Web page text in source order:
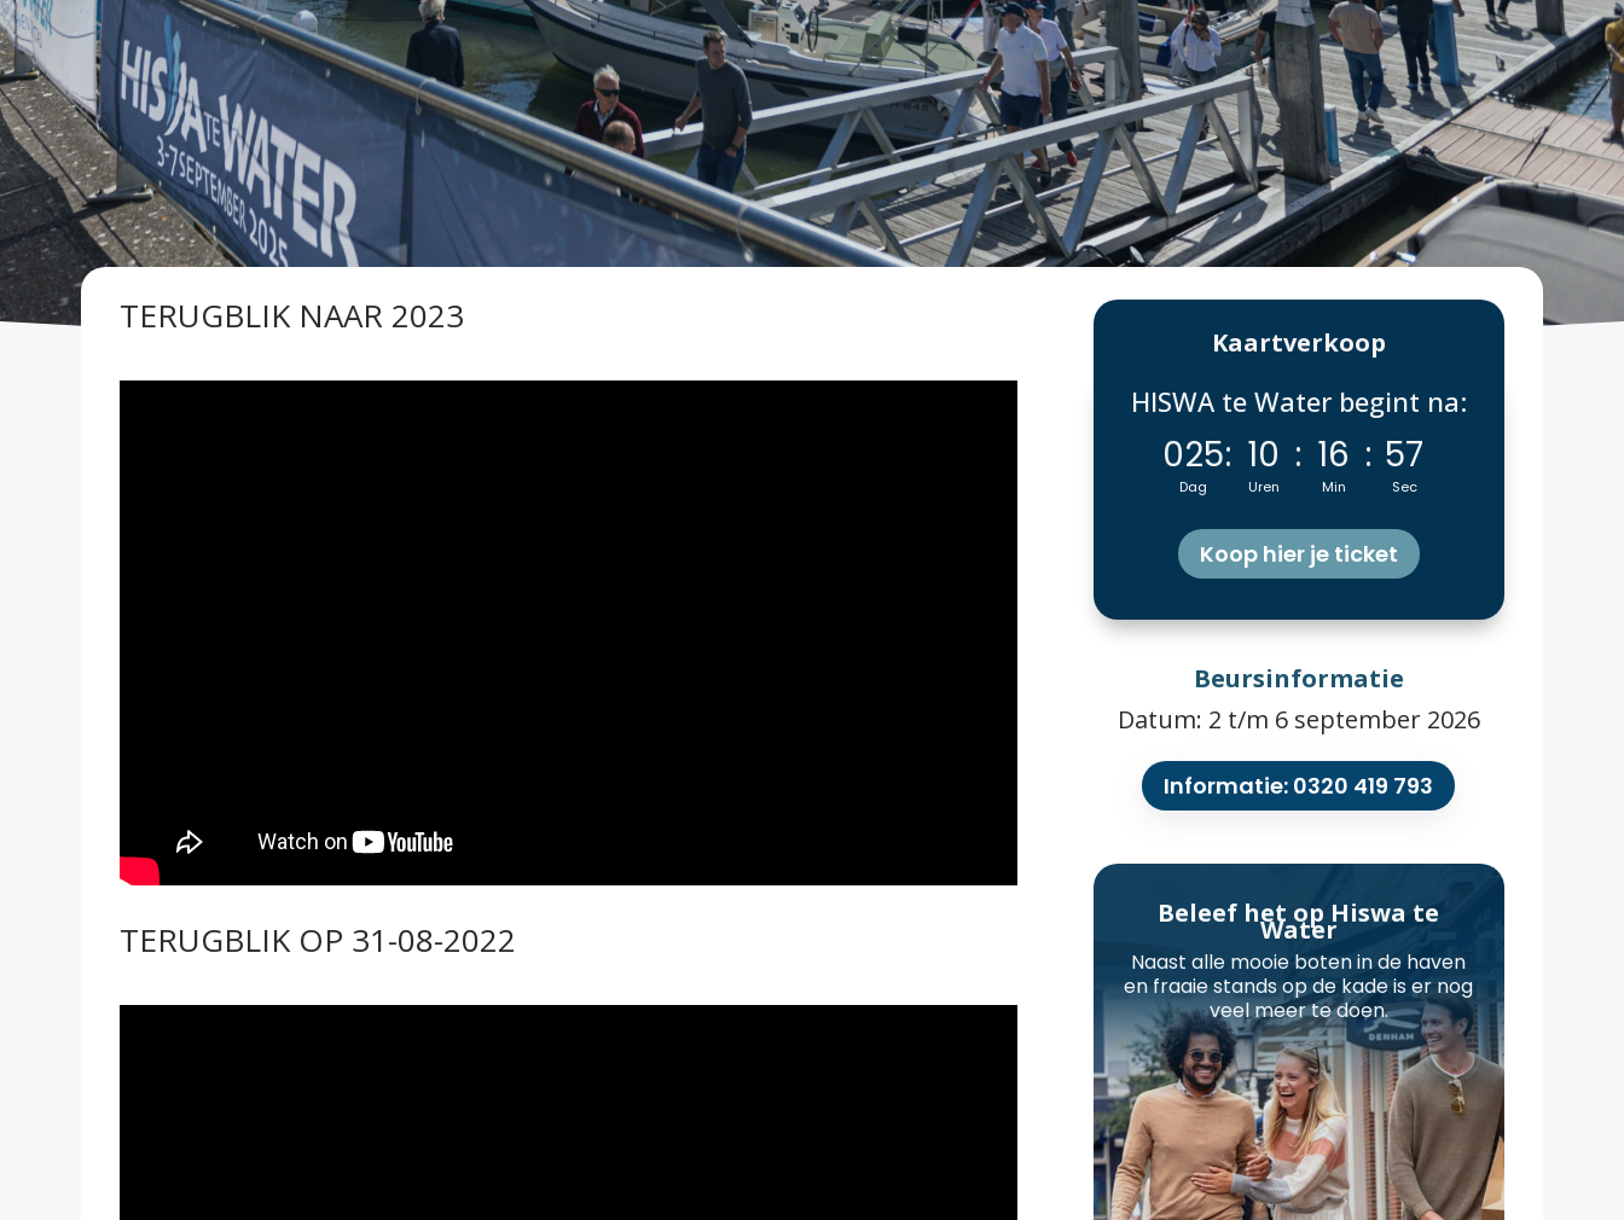
TERUGBLIK NAAR 2023
TERUGBLIK OP 31-08-2022
Kaartverkoop
HISWA te Water begint na:
025
Dag
: 10
Uren
: 16
Min
: 53
Sec
Koop hier je ticket
Beursinformatie
Datum: 2 t/m 6 september 2026
Informatie: 0320 419 793
Beleef het op Hiswa te
Water
Naast alle mooie boten in de haven
en fraaie stands op de kade is er nog
veel meer te doen.